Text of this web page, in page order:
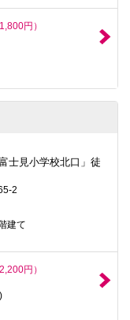
円）
士見小学校北口」徒
2
建て
円）
)